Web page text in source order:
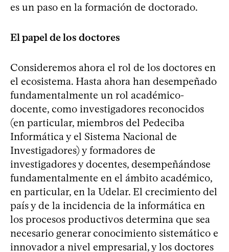
es un paso en la formación de doctorado.
El papel de los doctores
Consideremos ahora el rol de los doctores en
el ecosistema. Hasta ahora han desempeñado
fundamentalmente un rol académico-
docente, como investigadores reconocidos
(en particular, miembros del Pedeciba
Informática y el Sistema Nacional de
Investigadores) y formadores de
investigadores y docentes, desempeñándose
fundamentalmente en el ámbito académico,
en particular, en la Udelar. El crecimiento del
país y de la incidencia de la informática en
los procesos productivos determina que sea
necesario generar conocimiento sistemático e
innovador a nivel empresarial, y los doctores